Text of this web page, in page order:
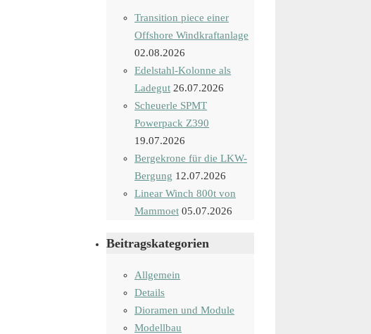
Transition piece einer
Offshore Windkraftanlage
02.08.2026
Edelstahl-Kolonne als
Ladegut 26.07.2026
Scheuerle SPMT
Powerpack Z390
19.07.2026
Bergekrone für die LKW-
Bergung 12.07.2026
Linear Winch 800t von
Mammoet 05.07.2026
Beitragskategorien
Allgemein
Details
Dioramen und Module
Modellbau